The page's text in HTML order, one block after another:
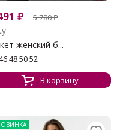
₽ 5 780₽
женский б...
48 50 52
В корзину